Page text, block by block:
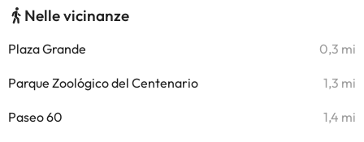
Nelle vicinanze
Plaza Grande 0,3 mi
Parque Zoológico del Centenario 1,3 mi
Paseo 60 1,4 mi